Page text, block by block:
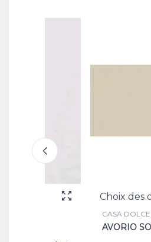
Choix des options
CASA DOLCE CASA -
AVORIO SOFT RETT